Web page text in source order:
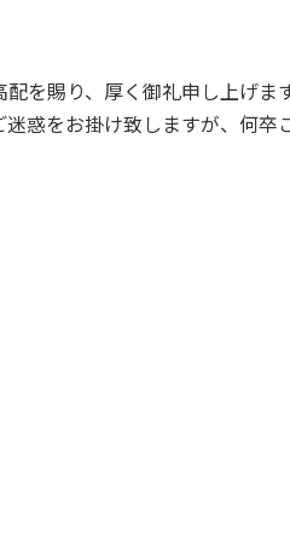
を賜り、厚く御礼申し上げま
迷惑をお掛け致しますが、何卒